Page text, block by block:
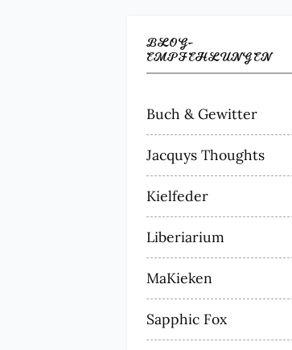
BLOG-
EMPFEHLUNGEN
Buch & Gewitter
Jacquys Thoughts
Kielfeder
Liberiarium
MaKieken
Sapphic Fox